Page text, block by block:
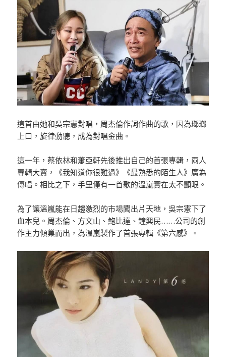
這首由她和吳宗憲對唱，周杰倫作詞作曲的歌，因為瑯瑯
上口，旋律動聽，成為對唱金曲。
這一年，蔡依林和蕭亞軒先後推出自己的首張專輯，兩人
專輯大賣，《我知道你很難過》《最熟悉的陌生人》廣為
傳唱。相比之下，手里僅有一首歌的溫嵐實在太不顯眼。
為了讓溫嵐能在日趨激烈的市場闖出片天地，吳宗憲下了
血本兒。周杰倫、方文山、鮑比達、鐘興民……公司的創
作主力傾巢而出，為溫嵐製作了首張專輯《第六感》。